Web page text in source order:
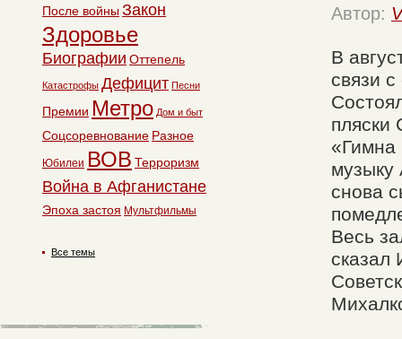
Автор:
В
связи
пляски
«Гимна
музыку
снова
Весь
сказал
После войны Закон
Здоровье
Биографии Оттепель
Катастрофы Дефицит Песни
Премии Метро Дом и быт
Соцсоревнование Разное
Юбилеи ВОВ Терроризм
Война в Афганистане
Эпоха застоя Мультфильмы
Все темы